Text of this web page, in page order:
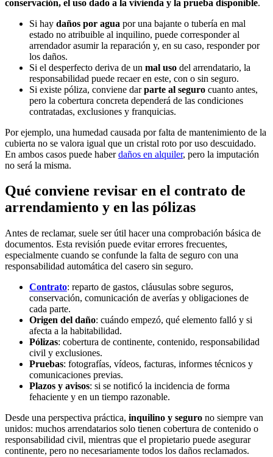
conservación, el uso dado a la vivienda y la prueba disponible.
Si hay daños por agua por una bajante o tubería en mal
estado no atribuible al inquilino, puede corresponder al
arrendador asumir la reparación y, en su caso, responder por
los daños.
Si el desperfecto deriva de un mal uso del arrendatario, la
responsabilidad puede recaer en este, con o sin seguro.
Si existe póliza, conviene darparte al seguro cuanto antes,
pero la cobertura concreta dependerá de las condiciones
contratadas, exclusiones y franquicias.
Por ejemplo, una humedad causada por falta de mantenimiento de la
cubierta no se valora igual que un cristal roto por uso descuidado.
En ambos casos puede haberdaños en alquiler, pero la imputación
no será la misma.
Qué conviene revisar en el contrato de
arrendamiento y en las pólizas
Antes de reclamar, suele ser útil hacer una comprobación básica de
documentos. Esta revisión puede evitar errores frecuentes,
especialmente cuando se confunde la falta de seguro con una
responsabilidad automática del casero sin seguro.
Contrato: reparto de gastos, cláusulas sobre seguros,
conservación, comunicación de averías y obligaciones de
cada parte.
Origen del daño: cuándo empezó, qué elemento falló y si
afecta a la habitabilidad.
Pólizas: cobertura de continente, contenido, responsabilidad
civil y exclusiones.
Pruebas: fotografías, vídeos, facturas, informes técnicos y
comunicaciones previas.
Plazos y avisos: si se notificó la incidencia de forma
fehaciente y en un tiempo razonable.
Desde una perspectiva práctica, inquilino y seguro no siempre van
unidos: muchos arrendatarios solo tienen cobertura de contenido o
responsabilidad civil, mientras que el propietario puede asegurar
continente, pero no necesariamente todos los daños reclamados.